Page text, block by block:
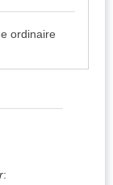
ordinaire
: